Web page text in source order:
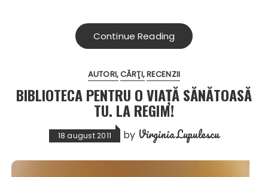
Continue Reading
AUTORI CĂRŢI RECENZII
BIBLIOTECA PENTRU O VIAȚĂ SĂNĂTOASĂ
TU. LA REGIM!
18 august 2011 by Virginia Lupulescu